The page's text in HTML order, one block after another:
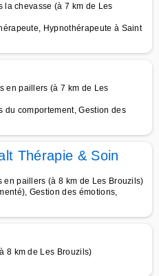
la chevasse (à 7 km de Les
Hypnothérapeute à Saint
en paillers (à 7 km de Les
du comportement, Gestion des
Thérapie & Soin
paillers (à 8 km de Les Brouzils)
Gestion des émotions,
8 km de Les Brouzils)